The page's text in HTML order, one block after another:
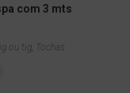
com 3 mts
ou tig, Tochas